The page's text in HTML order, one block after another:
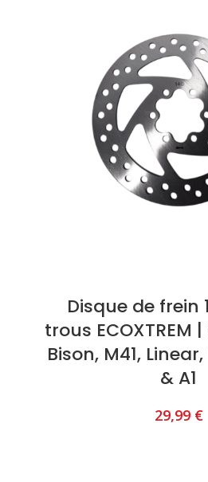
Disque de frein
trous ECOXTREM
Bison, M41,
& A1
29,99 €